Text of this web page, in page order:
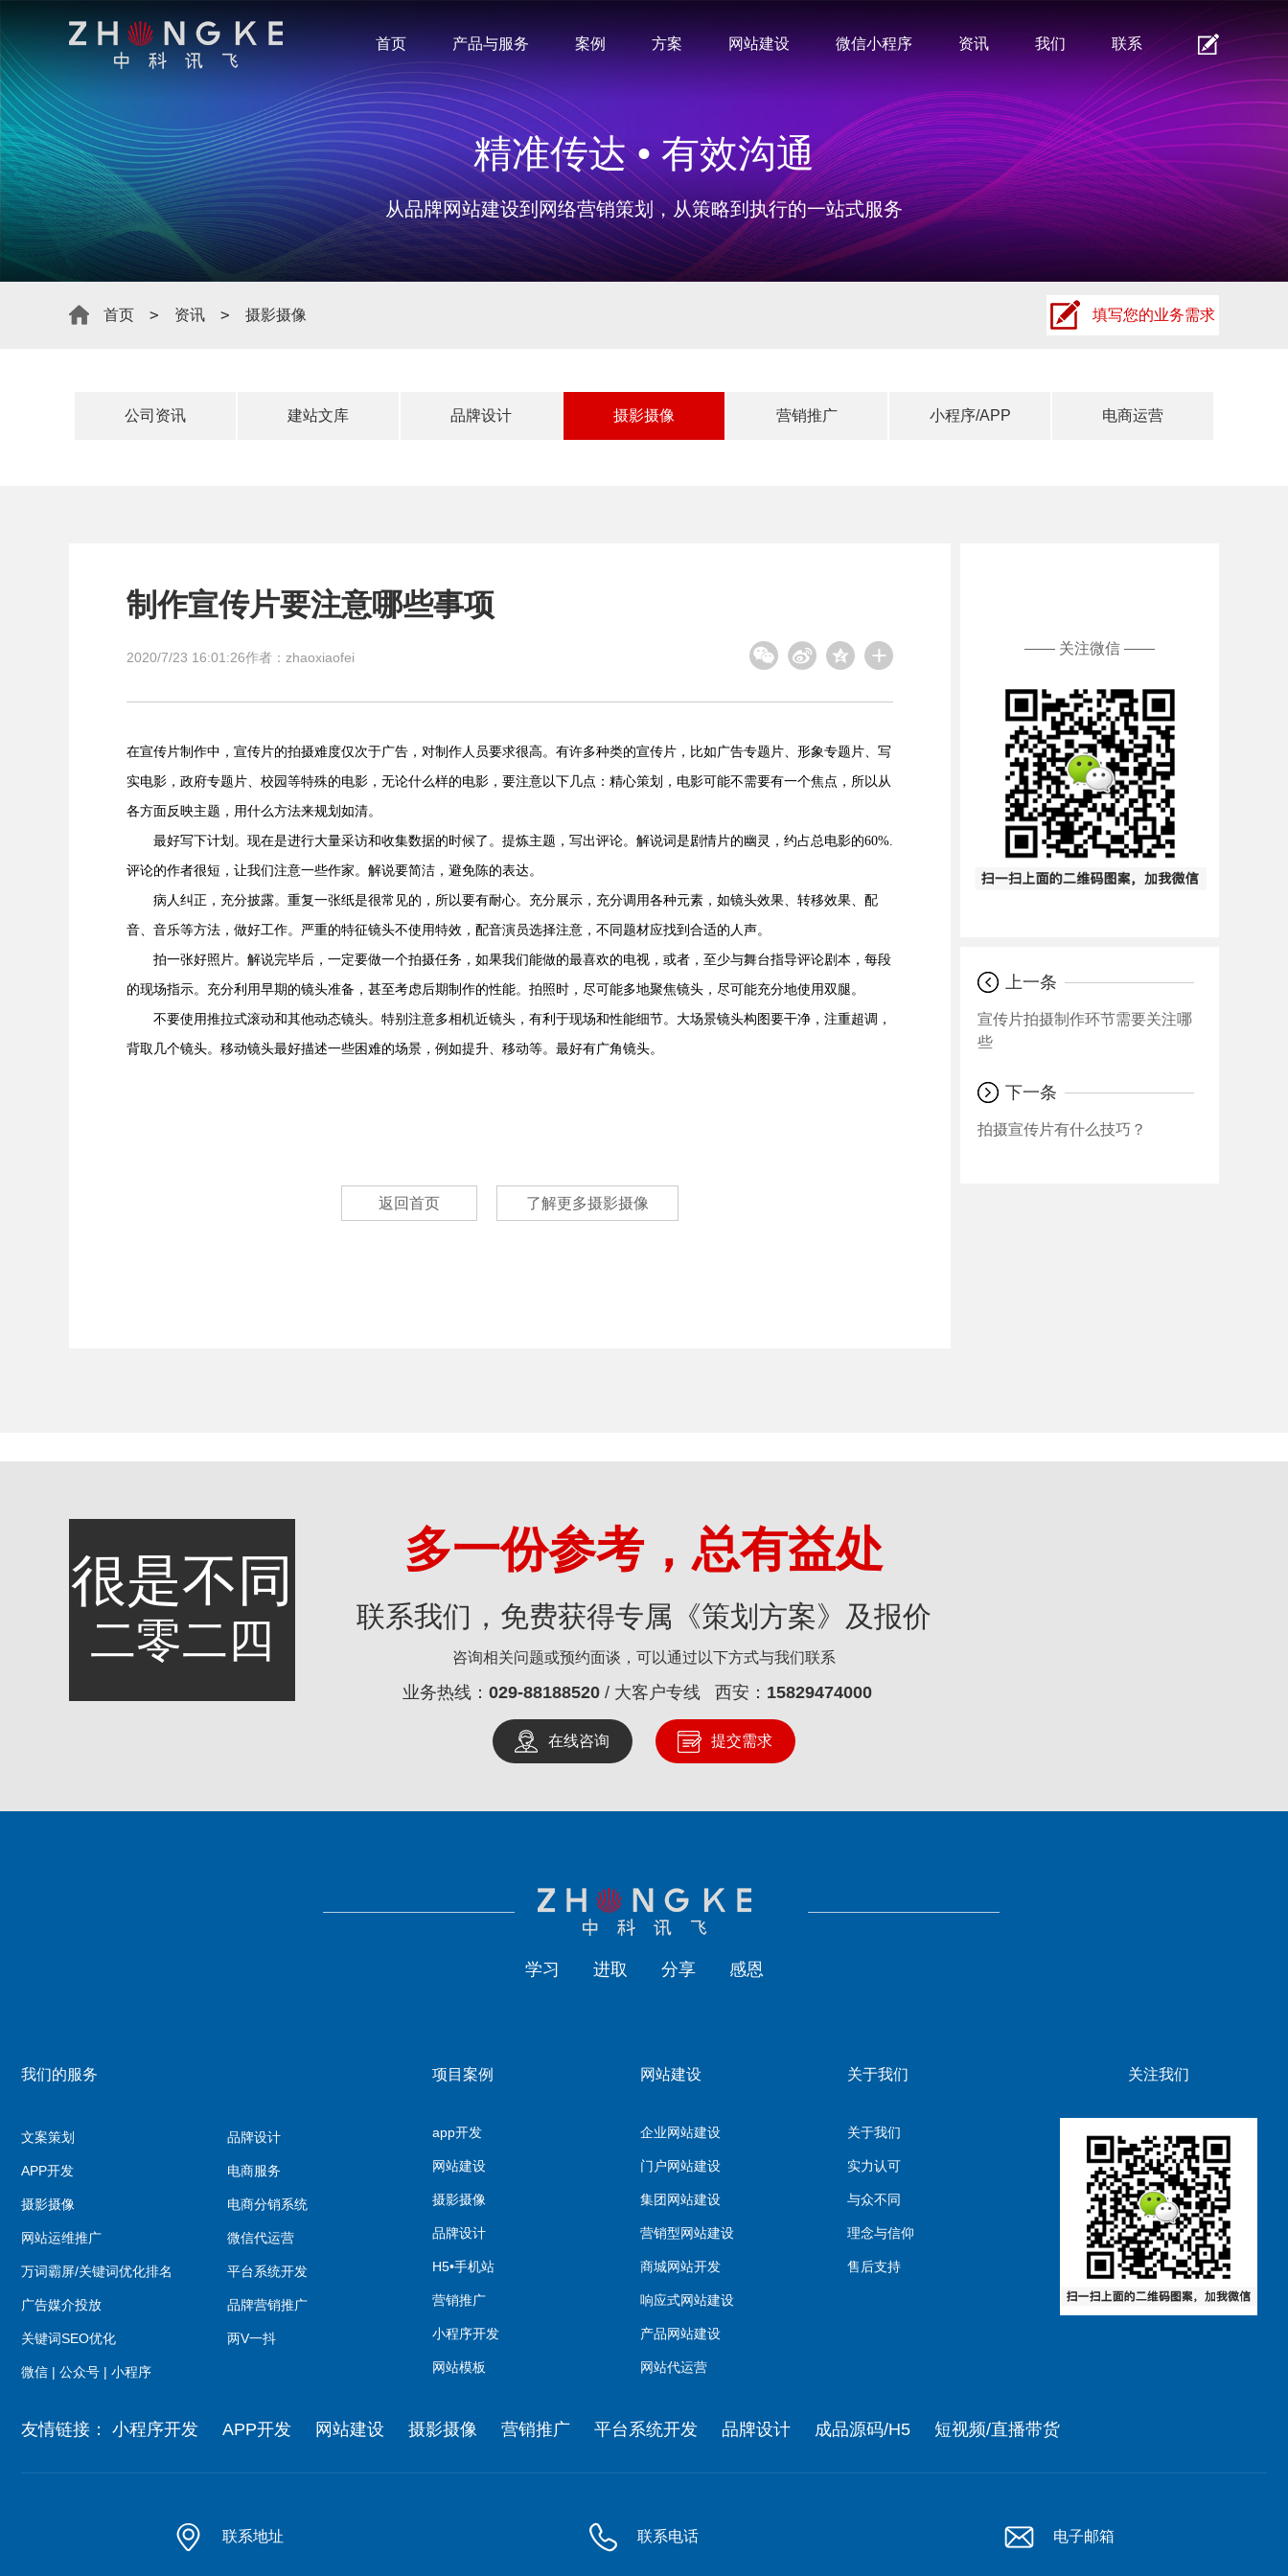
首页 产品与服务 案例 方案 网站建设 微信小程序 资讯 我们 联系
精准传达 • 有效沟通
从品牌网站建设到网络营销策划，从策略到执行的一站式服务
首页 资讯 摄影摄像 填写您的业务需求
公司资讯 建站文库 品牌设计 摄影摄像 营销推广 小程序/APP 电商运营
制作宣传片要注意哪些事项
作者：zhaoxiaofei
2020/7/23 16:01:26
在宣传片制作中，宣传片的拍摄难度仅次于广告，对制作人员要求很高。有许多种类的宣传片，比如广告专题片、形象专题片、写
实电影，政府专题片、校园等特殊的电影，无论什么样的电影，要注意以下几点：精心策划，电影可能不需要有一个焦点，所以从
各方面反映主题，用什么方法来规划如清。
最好写下计划。现在是进行大量采访和收集数据的时候了。提炼主题，写出评论。解说词是剧情片的幽灵，约占总电影的60%.
评论的作者很短，让我们注意一些作家。解说要简洁，避免陈的表达。
病人纠正，充分披露。重复一张纸是很常见的，所以要有耐心。充分展示，充分调用各种元素，如镜头效果、转移效果、配
音、音乐等方法，做好工作。严重的特征镜头不使用特效，配音演员选择注意，不同题材应找到合适的人声。
拍一张好照片。解说完毕后，一定要做一个拍摄任务，如果我们能做的最喜欢的电视，或者，至少与舞台指导评论剧本，每段
的现场指示。充分利用早期的镜头准备，甚至考虑后期制作的性能。拍照时，尽可能多地聚焦镜头，尽可能充分地使用双腿。
不要使用推拉式滚动和其他动态镜头。特别注意多相机近镜头，有利于现场和性能细节。大场景镜头构图要干净，注重超调，
背取几个镜头。移动镜头最好描述一些困难的场景，例如提升、移动等。最好有广角镜头。
返回首页 了解更多摄影摄像
—— 关注微信 ——
上一条
宣传片拍摄制作环节需要关注哪
些
下一条
拍摄宣传片有什么技巧？
很是不同
二零二四
多一份参考，总有益处
联系我们，免费获得专属《策划方案》及报价
咨询相关问题或预约面谈，可以通过以下方式与我们联系
业务热线： 029-88188520/ 大客户专线 西安： 15829474000
在线咨询 提交需求
学习 进取 分享 感恩
我们的服务
文案策划 品牌设计
APP开发 电商服务
摄影摄像 电商分销系统
网站运维推广 微信代运营
万词霸屏/关键词优化排名 平台系统开发
广告媒介投放 品牌营销推广
关键词SEO优化 两V一抖
微信 | 公众号 | 小程序
项目案例
app开发
网站建设
摄影摄像
品牌设计
H5•手机站
营销推广
小程序开发
网站模板
网站建设
企业网站建设
门户网站建设
集团网站建设
营销型网站建设
商城网站开发
响应式网站建设
产品网站建设
网站代运营
关于我们
关于我们
实力认可
与众不同
理念与信仰
售后支持
关注我们
友情链接： 小程序开发 APP开发 网站建设 摄影摄像 营销推广 平台系统开发 品牌设计 成品源码/H5 短视频/直播带货
联系地址 联系电话 电子邮箱